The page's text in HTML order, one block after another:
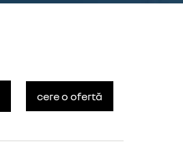
cere o ofertă